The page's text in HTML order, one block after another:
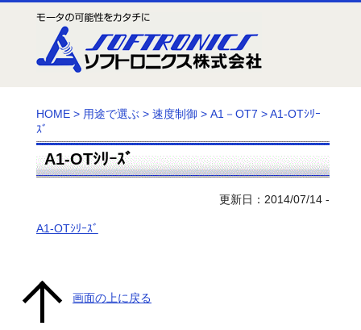
HOME> 用途で選ぶ > 速度制御 > A1－OT7 >A1-OTｼﾘｰ
ｽﾞ
A1-OTｼﾘｰｽﾞ
更新日：2014/07/14 -
A1-OTｼﾘｰｽﾞ
画面の上に戻る